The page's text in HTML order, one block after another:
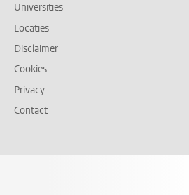
Universities
Locaties
Disclaimer
Cookies
Privacy
Contact